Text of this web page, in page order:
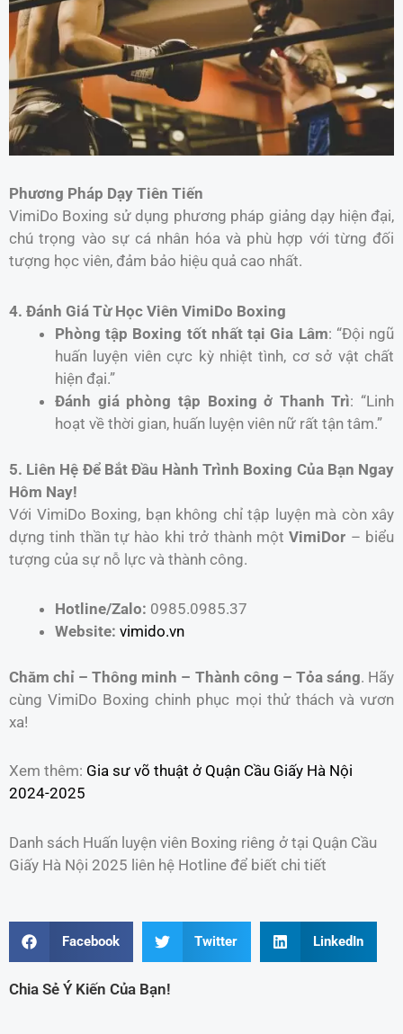
Phương Pháp Dạy Tiên Tiến
VimiDo Boxing sử dụng phương pháp giảng dạy hiện đại,
chú trọng vào sự cá nhân hóa và phù hợp với từng đối
tượng học viên, đảm bảo hiệu quả cao nhất.
4. Đánh Giá Từ Học Viên VimiDo Boxing
Phòng tập Boxing tốt nhất tại Gia Lâm: “Đội ngũ
huấn luyện viên cực kỳ nhiệt tình, cơ sở vật chất
hiện đại.”
Đánh giá phòng tập Boxing ở Thanh Trì: “Linh
hoạt về thời gian, huấn luyện viên nữ rất tận tâm.”
5. Liên Hệ Để Bắt Đầu Hành Trình Boxing Của Bạn Ngay
Hôm Nay!
Với VimiDo Boxing, bạn không chỉ tập luyện mà còn xây
dựng tinh thần tự hào khi trở thành mộtVimiDor – biểu
tượng của sự nỗ lực và thành công.
Hotline/Zalo: 0985.0985.37
Website: vimido.vn
Chăm chỉ – Thông minh – Thành công – Tỏa sáng. Hãy
cùng VimiDo Boxing chinh phục mọi thử thách và vươn
xa!
Xem thêm: Gia sư võ thuật ở Quận Cầu Giấy Hà Nội
2024-2025
Danh sách Huấn luyện viên Boxing riêng ở tại Quận Cầu
Giấy Hà Nội 2025 liên hệ Hotline để biết chi tiết
Facebook Twitter LinkedIn
Chia Sẻ Ý Kiến Của Bạn!